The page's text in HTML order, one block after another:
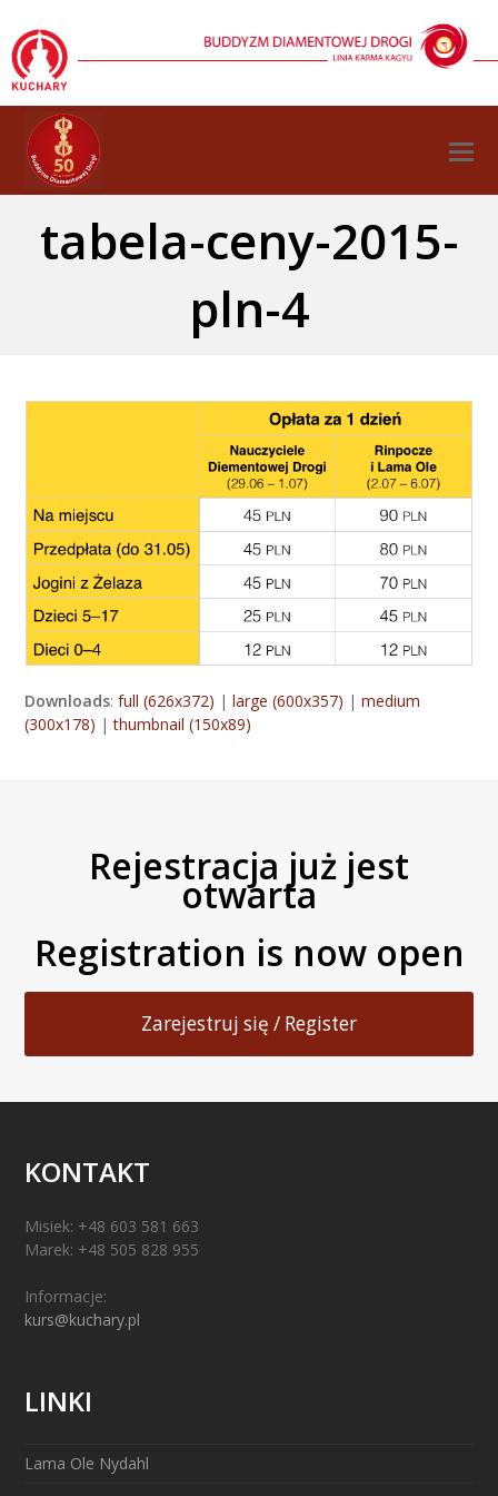
tabela-ceny-2015-
pln-4
Downloads:full (626x372) |large (600x357) |medium
(300x178) |thumbnail (150x89)
Rejestracja już jest
otwarta
Registration is now open
Zarejestruj się / Register
KONTAKT
Misiek: +48 603 581 663
Marek: +48 505 828 955
Informacje:
kurs@kuchary.pl
LINKI
Lama Ole Nydahl